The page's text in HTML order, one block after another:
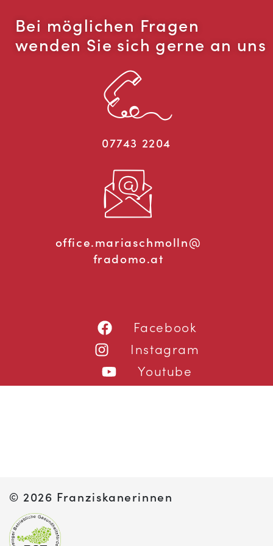
Bei möglichen Fragen
wenden Sie sich gerne an uns
07743 2204
office.mariaschmolln@
fradomo.at
Facebook
Instagram
Youtube
© 2026 Franziskanerinnen